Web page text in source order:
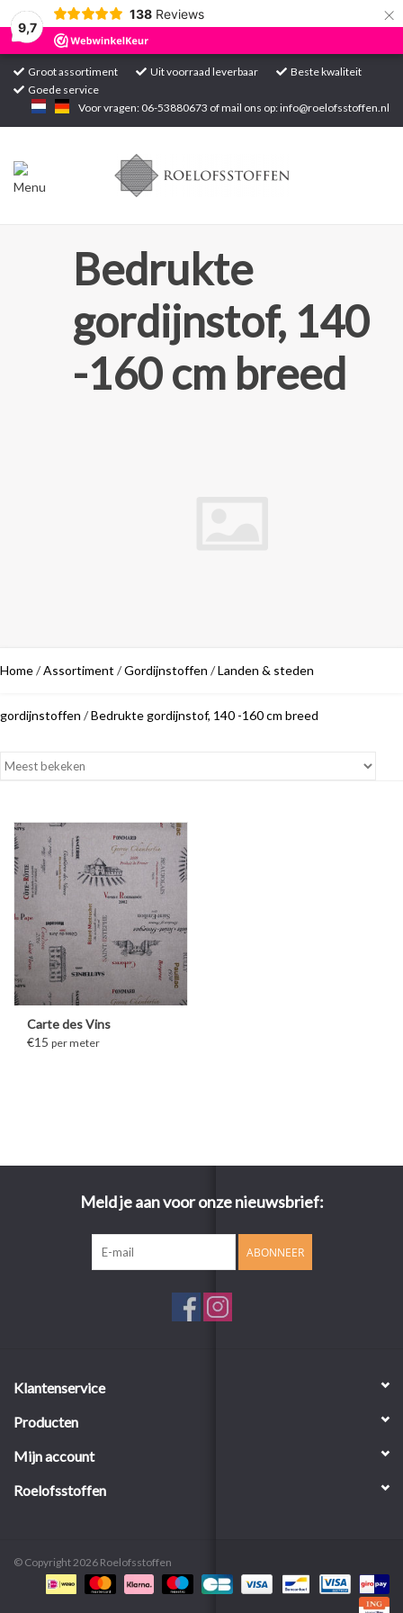
9,7
138 Reviews ×
Groot assortiment Uit voorraad leverbaar
Beste kwaliteit
Goede service
Voor vragen: 06-53880673 of mail ons op:info@roelofsstoffen.nl
Home
Bedrukte
gordijnstof, 140
-160 cm breed
Home/Assortiment /Gordijnstoffen /Landen & steden
gordijnstoffen /Bedrukte gordijnstof, 140 -160 cm breed
Carte des Vins
€15 per meter
Meld je aan voor onze nieuwsbrief:
ABONNEER
Klantenservice
Producten
Mijn account
Roelofsstoffen
© Copyright 2026 Roelofsstoffen